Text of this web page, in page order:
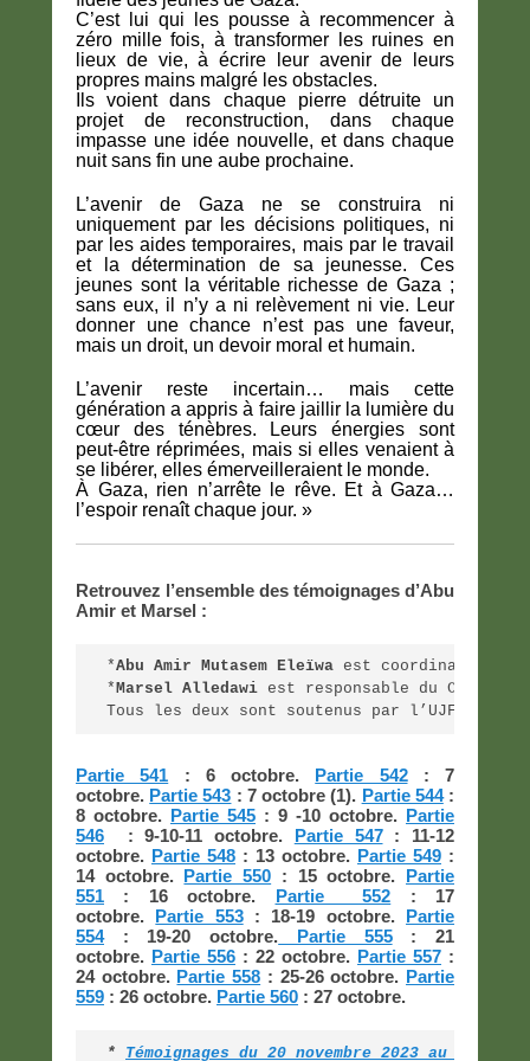
C’est lui qui les pousse à recommencer à
zéro mille fois, à transformer les ruines en
lieux de vie, à écrire leur avenir de leurs
propres mains malgré les obstacles.
Ils voient dans chaque pierre détruite un
projet de reconstruction, dans chaque
impasse une idée nouvelle, et dans chaque
nuit sans fin une aube prochaine.
L’avenir de Gaza ne se construira ni
uniquement par les décisions politiques, ni
par les aides temporaires, mais par le travail
et la détermination de sa jeunesse. Ces
jeunes sont la véritable richesse de Gaza ;
sans eux, il n’y a ni relèvement ni vie. Leur
donner une chance n’est pas une faveur,
mais un droit, un devoir moral et humain.
L’avenir reste incertain… mais cette
génération a appris à faire jaillir la lumière du
cœur des ténèbres. Leurs énergies sont
peut-être réprimées, mais si elles venaient à
se libérer, elles émerveilleraient le monde.
À Gaza, rien n’arrête le rêve. Et à Gaza…
l’espoir renaît chaque jour. »
Retrouvez l’ensemble des témoignages d’Abu
Amir et Marsel :
*Abu Amir Mutasem Eleïwa est coordinateur
*Marsel Alledawi est responsable du Centre
Tous les deux sont soutenus par l’UJFP en
Partie 541 : 6 octobre. Partie 542: 7
octobre. Partie 543 : 7 octobre (1). Partie 544:
8 octobre. Partie 545 : 9 -10 octobre. Partie
546 : 9-10-11 octobre. Partie 547: 11-12
octobre. Partie 548 : 13 octobre. Partie 549 :
14 octobre. Partie 550 : 15 octobre. Partie
551 : 16 octobre. Partie 552 : 17
octobre. Partie 553: 18-19 octobre. Partie
554: 19-20 octobre. Partie 555: 21
octobre. Partie 556 : 22 octobre. Partie 557 :
24 octobre. Partie 558 : 25-26 octobre. Partie
559 : 26 octobre. Partie 560 : 27 octobre.
* Témoignages du 20 novembre 2023 au 5